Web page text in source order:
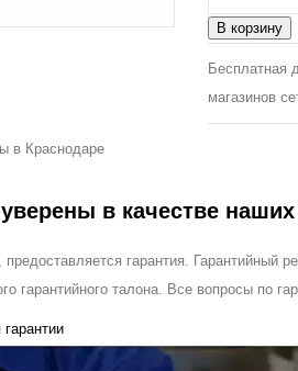
В корзину
Бесплатная
магазинов
в качестве наших
гарантия. Гарантийный
гарантийного талона. Все вопросы по